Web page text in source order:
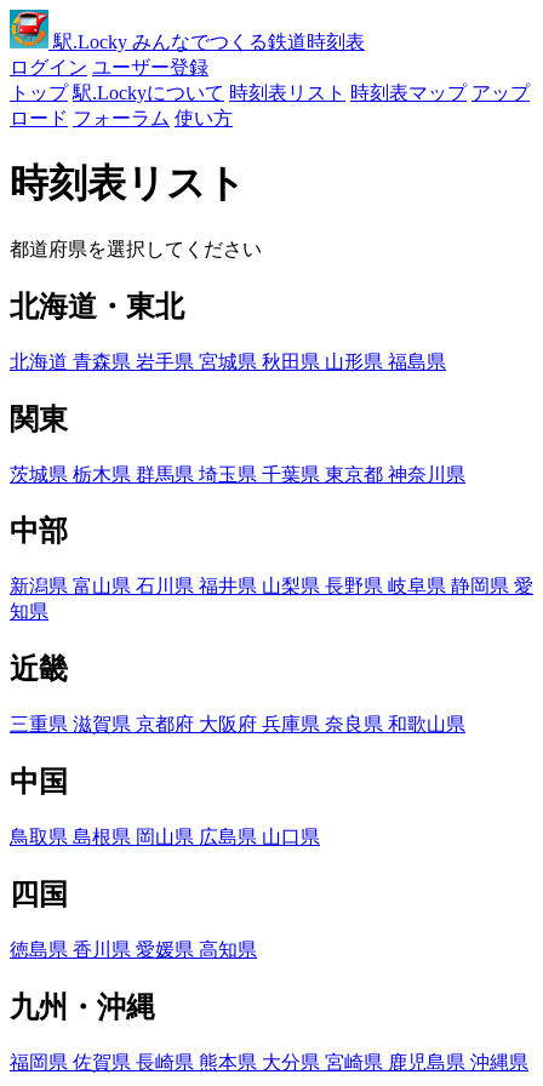
駅.Locky みんなでつくる鉄道時刻表
ログイン ユーザー登録
トップ 駅.Lockyについて 時刻表リスト 時刻表マップ アップ
ロード フォーラム 使い方
時刻表リスト
都道府県を選択してください
北海道・東北
北海道 青森県 岩手県 宮城県 秋田県 山形県 福島県
関東
茨城県 栃木県 群馬県 埼玉県 千葉県 東京都 神奈川県
中部
新潟県 富山県 石川県 福井県 山梨県 長野県 岐阜県 静岡県 愛
知県
近畿
三重県 滋賀県 京都府 大阪府 兵庫県 奈良県 和歌山県
中国
鳥取県 島根県 岡山県 広島県 山口県
四国
徳島県 香川県 愛媛県 高知県
九州・沖縄
福岡県 佐賀県 長崎県 熊本県 大分県 宮崎県 鹿児島県 沖縄県